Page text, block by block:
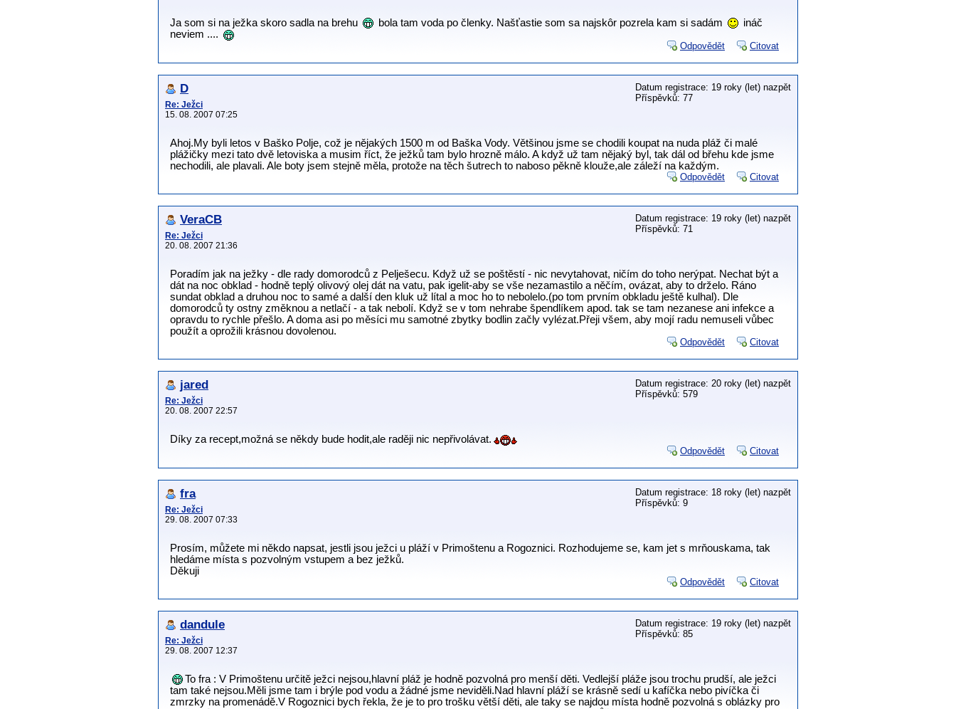
Ja som si na ježka skoro sadla na brehu bola tam voda po členky. Našťastie som sa najskôr pozrela kam si sadám
ináč
neviem ....
Odpovědět Citovat
D
Re: Ježci
15. 08. 2007 07:25
Datum registrace: 19 roky (let) nazpět
Příspěvků: 77
Ahoj.My byli letos v Baško Polje, což je nějakých 1500 m od Baška Vody. Většinou jsme se chodili koupat na nuda pláž či malé
plážičky mezi tato dvě letoviska a musim říct, že ježků tam bylo hrozně málo. A když už tam nějaký byl, tak dál od břehu kde jsme
nechodili, ale plavali. Ale boty jsem stejně měla, protože na těch šutrech to naboso pěkně klouže,ale záleží na každým.
Odpovědět Citovat
VeraCB
Re: Ježci
20. 08. 2007 21:36
Datum registrace: 19 roky (let) nazpět
Příspěvků: 71
Poradím jak na ježky - dle rady domorodců z Pelješecu. Když už se poštěstí - nic nevytahovat, ničím do toho nerýpat. Nechat být a
dát na noc obklad - hodně teplý olivový olej dát na vatu, pak igelit-aby se vše nezamastilo a něčím, ovázat, aby to drželo. Ráno
sundat obklad a druhou noc to samé a další den kluk už lítal a moc ho to nebolelo.(po tom prvním obkladu ještě kulhal). Dle
domorodců ty ostny změknou a netlačí - a tak nebolí. Když se v tom nehrabe špendlíkem apod. tak se tam nezanese ani infekce a
opravdu to rychle přešlo. A doma asi po měsíci mu samotné zbytky bodlin začly vylézat.Přeji všem, aby mojí radu nemuseli vůbec
použít a oprožili krásnou dovolenou.
Odpovědět Citovat
jared
Re: Ježci
20. 08. 2007 22:57
Datum registrace: 20 roky (let) nazpět
Příspěvků: 579
Díky za recept,možná se někdy bude hodit,ale raději nic nepřivolávat.
Odpovědět Citovat
fra
Re: Ježci
29. 08. 2007 07:33
Datum registrace: 18 roky (let) nazpět
Příspěvků: 9
Prosím, můžete mi někdo napsat, jestli jsou ježci u pláží v Primoštenu a Rogoznici. Rozhodujeme se, kam jet s mrňouskama, tak
hledáme místa s pozvolným vstupem a bez ježků.
Děkuji
Odpovědět Citovat
dandule
Re: Ježci
29. 08. 2007 12:37
Datum registrace: 19 roky (let) nazpět
Příspěvků: 85
To fra : V Primoštenu určitě ježci nejsou,hlavní pláž je hodně pozvolná pro menší děti. Vedlejší pláže jsou trochu prudší, ale ježci
tam také nejsou.Měli jsme tam i brýle pod vodu a žádné jsme neviděli.Nad hlavní pláží se krásně sedí u kafíčka nebo pivíčka či
zmrzky na promenádě.V Rogoznici bych řekla, že je to pro trošku větší děti, ale taky se najdou místa hodně pozvolná s oblázky pro